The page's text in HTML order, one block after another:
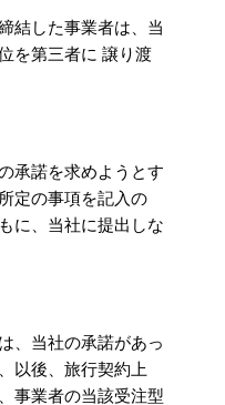
結した事業者は、当
を第三者に 譲り渡
承諾を求めようとす
定の事項を記入の
に、当社に提出しな
、当社の承諾があっ
以後、旅行契約上
事業者の当該受注型